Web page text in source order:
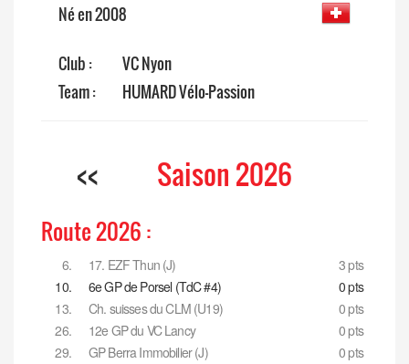
Né en 2008
Club :
VC Nyon
Team :
HUMARD Vélo-Passion
<< Saison 2026
Route 2026 :
6. 17. EZF Thun (J)
3 pts
10.
6e GP de Porsel (TdC #4)
0 pts
13.
Ch. suisses du CLM (U19)
0 pts
26.
12e GP du VC Lancy
0 pts
29.
GP Berra Immobilier (J)
0 pts